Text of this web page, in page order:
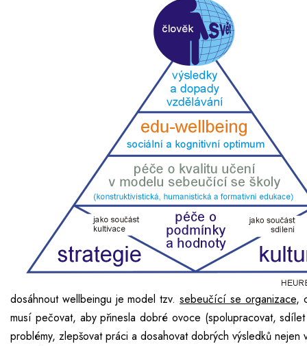
dosáhnout wellbeingu je model tzv.sebeučící se organizace,
musí pečovat, aby přinesla dobré ovoce (spolupracovat,
problémy, zlepšovat práci a dosahovat dobrých výsledků